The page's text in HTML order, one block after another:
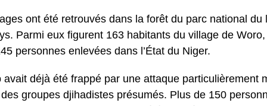
ont été retrouvés dans la forêt du parc national du
Parmi eux figurent 163 habitants du village de Woro,
personnes enlevées dans l’État du Niger.
avait déjà été frappé par une attaque particulièrement
groupes djihadistes présumés. Plus de 150